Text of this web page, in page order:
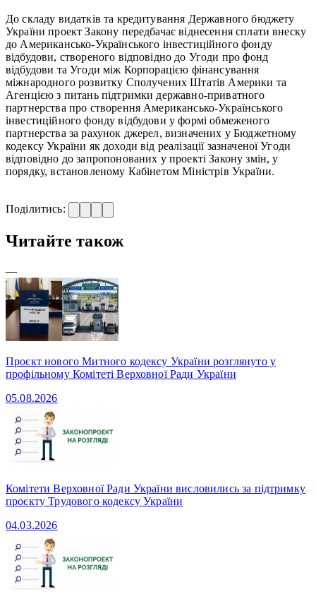
До складу видатків та кредитування Державного бюджету
України проект Закону передбачає віднесення сплати внеску
до Американсько-Українського інвестиційного фонду
відбудови, створеного відповідно до Угоди про фонд
відбудови та Угоди між Корпорацією фінансування
міжнародного розвитку Сполучених Штатів Америки та
Агенцією з питань підтримки державно-приватного
партнерства про створення Американсько-Українського
інвестиційного фонду відбудови у формі обмеженого
партнерства за рахунок джерел, визначених у Бюджетному
кодексу України як доходи від реалізації зазначеної Угоди
відповідно до запропонованих у проекті Закону змін, у
порядку, встановленому Кабінетом Міністрів України.
Поділитись:
Читайте також
—
Проєкт нового Митного кодексу України розглянуто у
профільному Комітеті Верховної Ради України
05.08.2026
Комітети Верховної Ради України висловились за підтримку
проєкту Трудового кодексу України
04.03.2026